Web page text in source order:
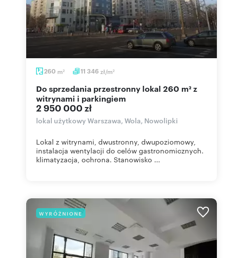
260 m2 11 346zł/m2
Do sprzedania przestronny lokal 260 m² z
witrynami i parkingiem
2 950 000 zł
lokal użytkowy Warszawa, Wola, Nowolipki
Lokal z witrynami, dwustronny, dwupoziomowy,
instalacja wentylacji do celów gastronomicznych.
klimatyzacja, ochrona. Stanowisko ...
WYRÓŻNIONE